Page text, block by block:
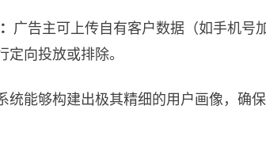
广告主可上传自有客户数据（如手机号
向投放或排除。
统能够构建出极其精细的用户画像，确